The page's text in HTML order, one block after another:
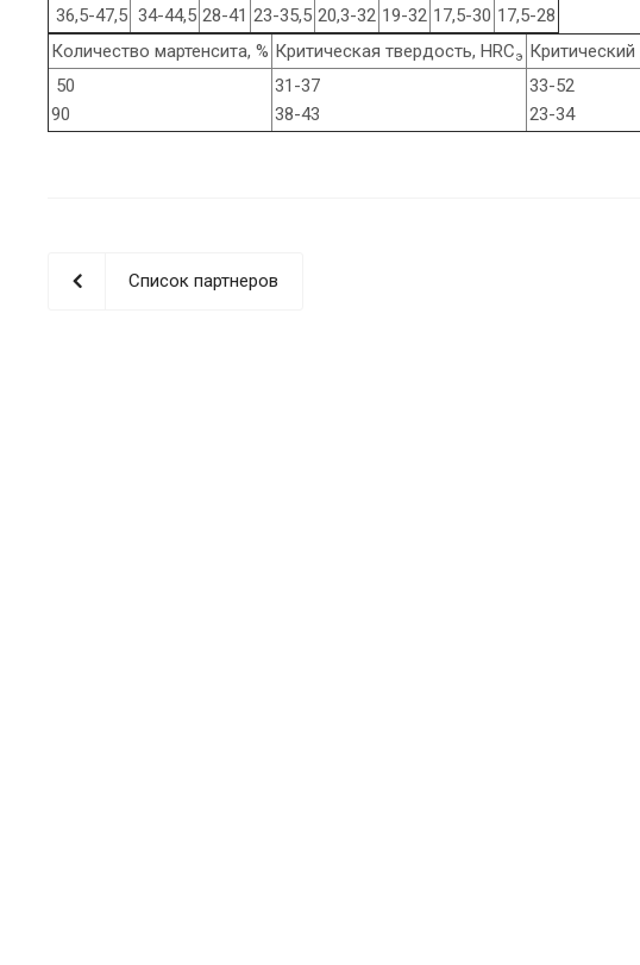
36,5-47,5 34-44,5 28-41 23-35,5 20,3-32 19-32 17,5-30 17,5-28
Количество мартенсита, % Критическая твердость, HRCэ
50
90
31-37
38-43
33-52
23-34
Список партнеров